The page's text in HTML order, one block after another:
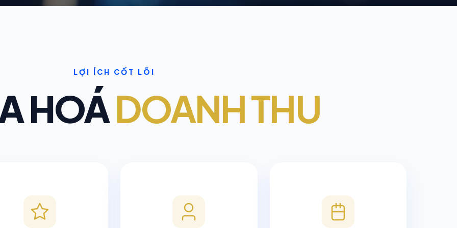
LỢI ÍCH CỐT LÕI
HOÁDOANH THU